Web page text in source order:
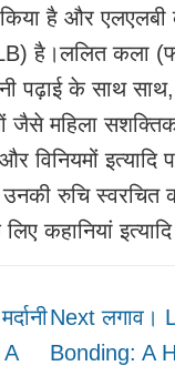
किया है और एलएलबी
है।ललित कला
पढ़ाई के साथ
जैसे महिला
विनियमों इत्यादि
रुचि स्वरचित
कहानियां
Next लगाव।
Bonding: A